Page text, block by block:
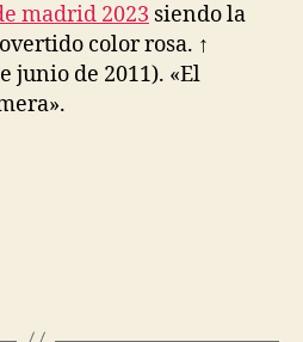
madrid 2023 siendo la
color rosa. ↑
junio de 2011). «El